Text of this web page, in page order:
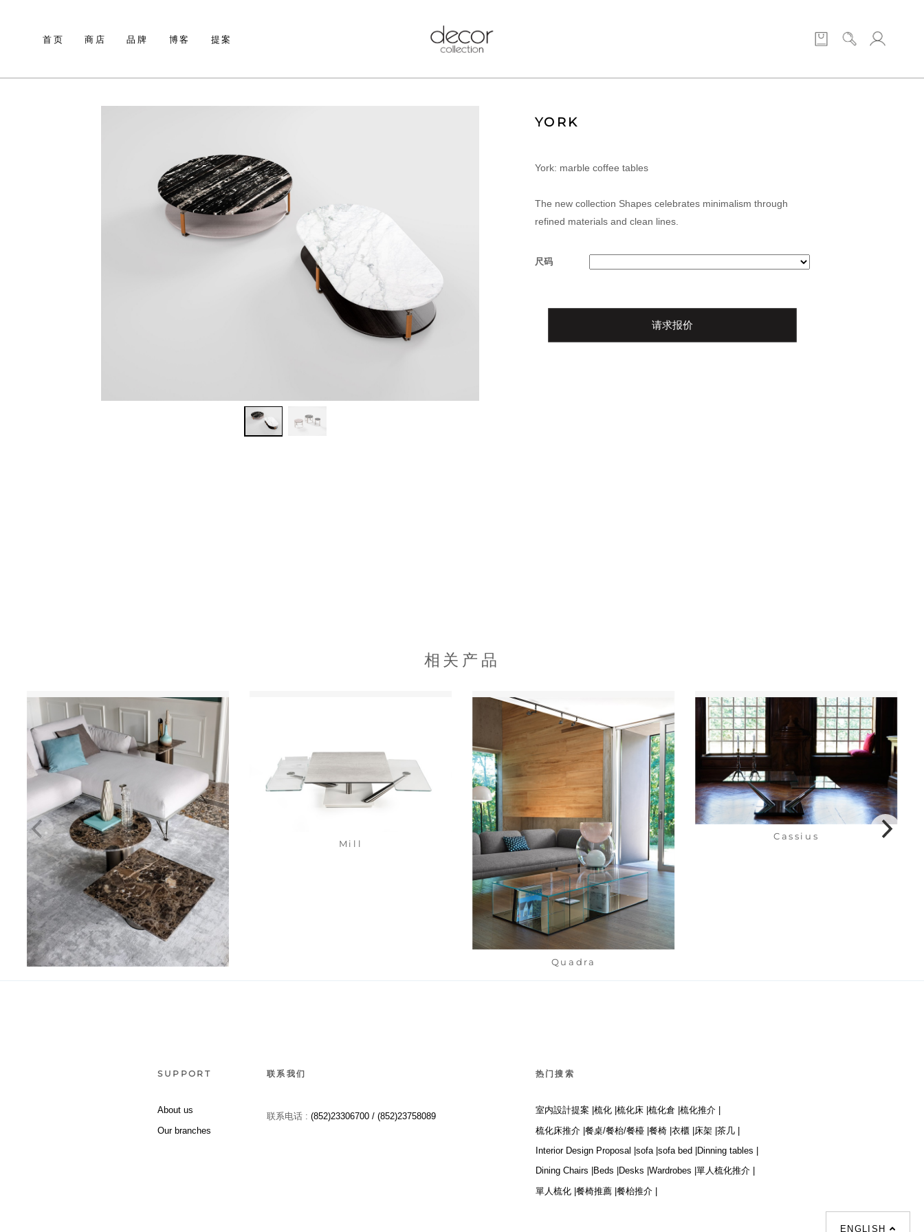
首页 商店 品牌 博客 提案
ENGLISH
YORK
York: marble coffee tables
The new collection Shapes celebrates minimalism through
refined materials and clean lines.
尺码
相关产品
Mill
Quadra
Cassius
SUPPORT
About us
Our branches
联系我们
联系电话 : (852)23306700 / (852)23758089
热门搜索
室内設計提案 | 梳化 | 梳化床 | 梳化倉 | 梳化推介 |
梳化床推介 |餐桌/餐枱/餐檯 |餐椅 |衣櫃 |床架 |茶几 |
Interior Design Proposal | sofa | sofa bed |
Dinning tables |
Dining Chairs |
Beds | Desks | Wardrobes | 單人梳化推介 |
單人梳化 | 餐椅推薦 | 餐枱推介 |